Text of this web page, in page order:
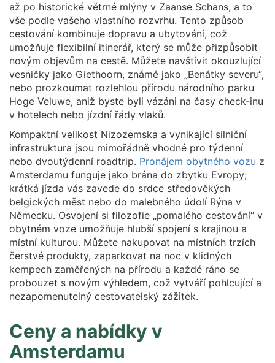
až po historické větrné mlýny v Zaanse Schans, a to
vše podle vašeho vlastního rozvrhu. Tento způsob
cestování kombinuje dopravu a ubytování, což
umožňuje flexibilní itinerář, který se může přizpůsobit
novým objevům na cestě. Můžete navštívit okouzlující
vesničky jako Giethoorn, známé jako „Benátky severu“,
nebo prozkoumat rozlehlou přírodu národního parku
Hoge Veluwe, aniž byste byli vázáni na časy check-inu
v hotelech nebo jízdní řády vlaků.
Kompaktní velikost Nizozemska a vynikající silniční
infrastruktura jsou mimořádně vhodné pro týdenní
nebo dvoutýdenní roadtrip. Pronájem obytného vozu z
Amsterdamu funguje jako brána do zbytku Evropy;
krátká jízda vás zavede do srdce středověkých
belgických měst nebo do malebného údolí Rýna v
Německu. Osvojení si filozofie „pomalého cestování“ v
obytném voze umožňuje hlubší spojení s krajinou a
místní kulturou. Můžete nakupovat na místních trzích
čerstvé produkty, zaparkovat na noc v klidných
kempech zaměřených na přírodu a každé ráno se
probouzet s novým výhledem, což vytváří pohlcující a
nezapomenutelný cestovatelský zážitek.
Ceny a nabídky v
Amsterdamu